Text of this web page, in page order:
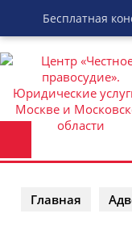
Бесплатная
Перейти
к
содержимому
Главная